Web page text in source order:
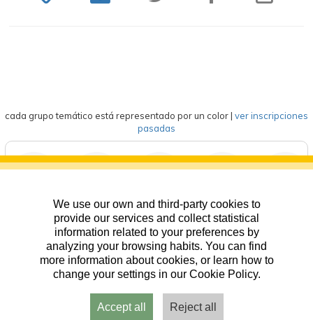
cada grupo temático está representado por un color| ver inscripciones
pasadas
eventos competición formación
We use our own and third-party cookies to
provide our services and collect statistical
information related to your preferences by
analyzing your browsing habits. You can find
more information about cookies, or learn how to
change your settings in our Cookie Policy.
Accept all Reject all